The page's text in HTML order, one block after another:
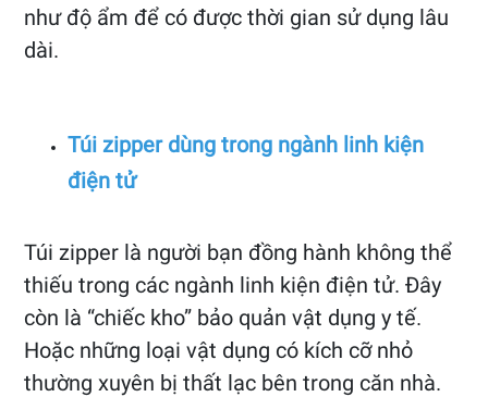
như độ ẩm để có được thời gian sử dụng lâu
dài.
Túi zipper dùng trong ngành linh kiện
điện tử
Túi zipper là người bạn đồng hành không thể
thiếu trong các ngành linh kiện điện tử. Đây
còn là “chiếc kho” bảo quản vật dụng y tế.
Hoặc những loại vật dụng có kích cỡ nhỏ
thường xuyên bị thất lạc bên trong căn nhà.